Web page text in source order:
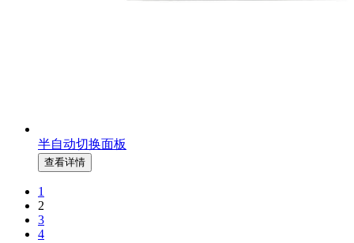
半自动切换面板
查看详情
1
2
3
4